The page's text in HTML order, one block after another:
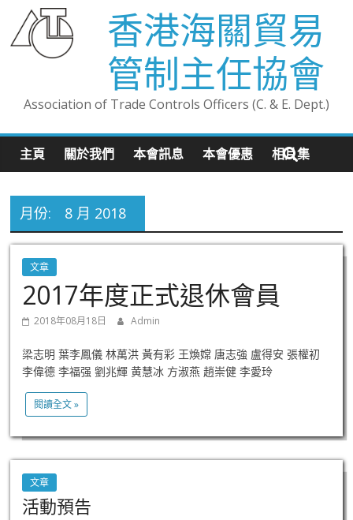
香港海關貿易
管制主任協會
Association of Trade Controls Officers (C. & E. Dept.)
主頁 關於我們 本會訊息 本會優惠 相片集
月份: 8 月 2018
文章
2017年度正式退休會員
2018年08月18日 Admin
梁志明 葉李鳳儀 林萬洪 黃有彩 王煥嫦 唐志強 盧得安 張權初
李偉德 李福强 劉兆輝 黄慧冰 方淑燕 趙崇健 李愛玲
閱讀全文 »
文章
活動預告